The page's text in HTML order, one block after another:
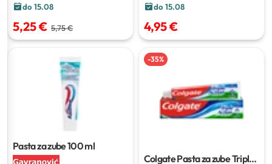
do 15.08
5,25 € 5,75 €
do 15.08
4,95 €
Pasta za zube100 ml
-35%
Colgate Pasta za zube Triple